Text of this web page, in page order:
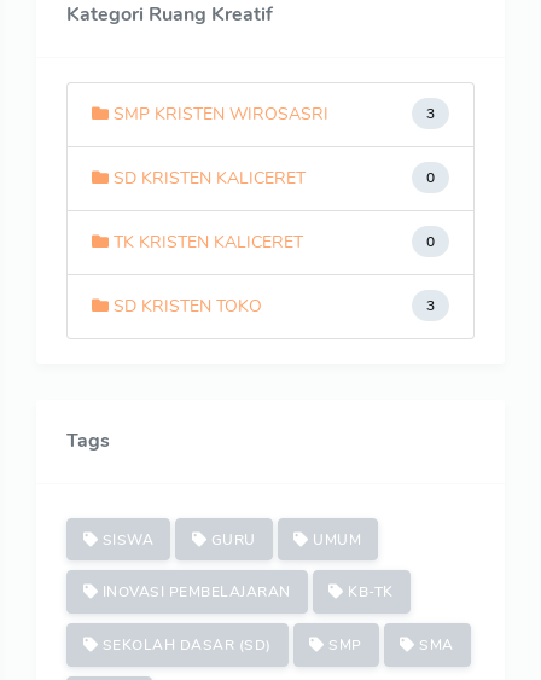
Kategori Ruang Kreatif
SMP KRISTEN WIROSASRI 3
SD KRISTEN KALICERET 0
TK KRISTEN KALICERET 0
SD KRISTEN TOKO 3
Tags
SISWA GURU UMUM
INOVASI PEMBELAJARAN KB-TK
SEKOLAH DASAR (SD) SMP SMA